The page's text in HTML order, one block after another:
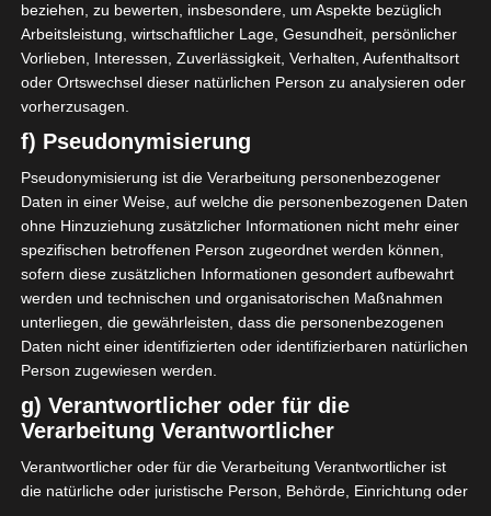
beziehen, zu bewerten, insbesondere, um Aspekte bezüglich
Arbeitsleistung, wirtschaftlicher Lage, Gesundheit, persönlicher
Vorlieben, Interessen, Zuverlässigkeit, Verhalten, Aufenthaltsort
oder Ortswechsel dieser natürlichen Person zu analysieren oder
vorherzusagen.
f) Pseudonymisierung
Pseudonymisierung ist die Verarbeitung personenbezogener
Daten in einer Weise, auf welche die personenbezogenen Daten
ohne Hinzuziehung zusätzlicher Informationen nicht mehr einer
spezifischen betroffenen Person zugeordnet werden können,
sofern diese zusätzlichen Informationen gesondert aufbewahrt
werden und technischen und organisatorischen Maßnahmen
unterliegen, die gewährleisten, dass die personenbezogenen
Daten nicht einer identifizierten oder identifizierbaren natürlichen
Person zugewiesen werden.
g) Verantwortlicher oder für die
Verarbeitung Verantwortlicher
Verantwortlicher oder für die Verarbeitung Verantwortlicher ist
die natürliche oder juristische Person, Behörde, Einrichtung oder